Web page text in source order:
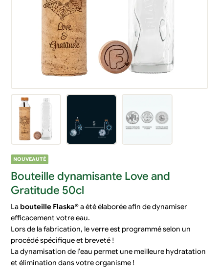
NOUVEAUTÉ
Bouteille dynamisante Love and
Gratitude 50cl
La bouteille Flaska®a été élaborée afin de dynamiser
efficacement votre eau.
Lors de la fabrication, le verre est programmé selon un
procédé spécifique et breveté !
La dynamisation de l’eau permet une meilleure hydratation
et élimination dans votre organisme !